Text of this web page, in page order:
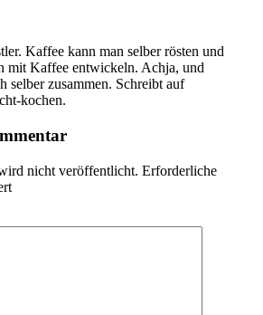
Kaffee kann man selber rösten und
mit Kaffee entwickeln. Achja, und
selber zusammen. Schreibt auf
kochen.
nicht veröffentlicht. Erforderliche